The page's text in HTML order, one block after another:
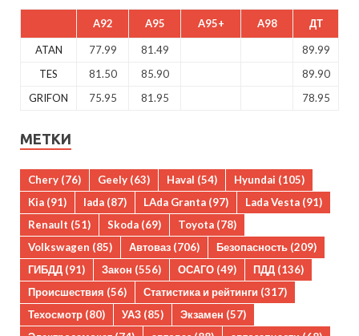
A92 A95 A95+ A98 ДТ
ATAN 77.99 81.49
89.99
TES
81.50 85.90
89.90
GRIFON
75.95 81.95 78.95
МЕТКИ
Chery (76) Geely (63) Haval (54) Hyundai (105)
Kia (91) lada (87) LAda Granta (97) Lada Vesta (91)
Renault (51) Skoda (69) Toyota (78)
Volkswagen (85) Автоваз (706) Безопасность (209)
ГИБДД (91) Закон (556) ОСАГО (49) ПДД (136)
Происшествия (56) Статистика и рейтинги (317)
Техосмотр (80) УАЗ (85) Экзамен (57)